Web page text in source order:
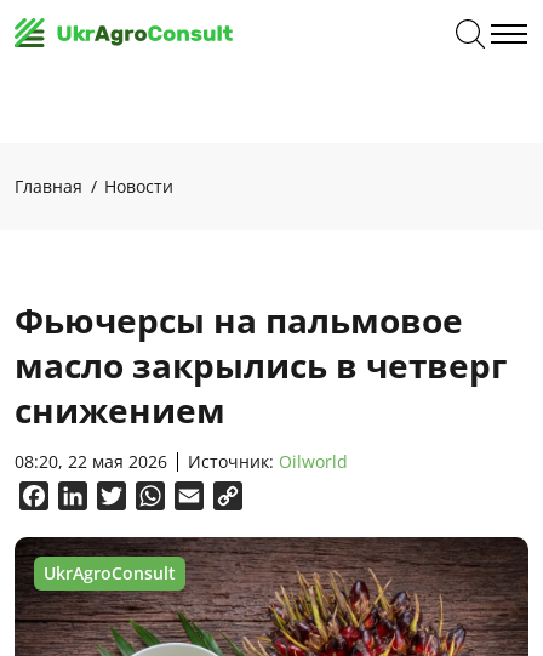
Главная Новости
Фьючерсы на пальмовое
масло закрылись в четверг
снижением
08:20, 22 мая 2026 Источник: Oilworld
FacebookLinkedInTwitterWhatsApp
Email
UkrAgroConsult